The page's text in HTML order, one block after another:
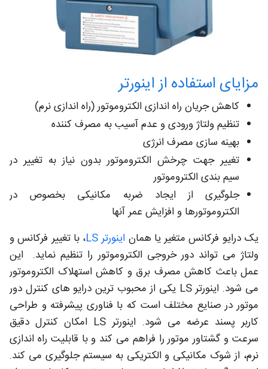
مزایای استفاده از اینورتر
کاهش جریان راه اندازی الکتروموتور (راه اندازی نرم)
تنظیم ولتاژ ورودی و عدم آسیب به مصرف کننده
بهینه سازی مصرف انرژی
تغییر جهت چرخش الکتروموتور بدون نیاز به تغییر در
سیم بندی الکتروموتور
جلوگیری از ایجاد ضربه مکانیکی بخصوص در
الکتروموتورها و افزایش عمر آنها
یک درایو فرکانس متغیر یا همان اینورتر LS
، با تغییر فرکانس و
ولتاژ می‌ تواند دور خروجی الکتروموتور را تنظیم نماید. این
عمل باعث کاهش مصرف برق و کاهش استهلاک الکتروموتور
می شود. اینورتر LS یکی از محبوب‌ ترین درایو های کنترل دور
موتور در صنایع مختلف است که با فناوری پیشرفته و طراحی
کاربر پسند عرضه می شود. اینورتر LS امکان کنترل دقیق
سرعت و گشتاور موتور را فراهم می‌ کند و با قابلیت راه‌ اندازی
نرم، از شوک مکانیکی و الکتریکی به سیستم جلوگیری می‌ کند.